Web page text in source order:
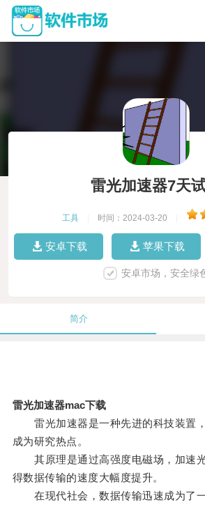
雷光加速器7天
工具 时间：2024-03-20
安卓下载 苹果下载
安卓市场，安全绿
简介
雷光加速器mac下载
雷光加速器是一种先进的科技装置
成为研究热点。
其原理是通过高强度电磁场，加速
得数据传输的速度大幅度提升。
在现代社会，数据传输迅速成为了